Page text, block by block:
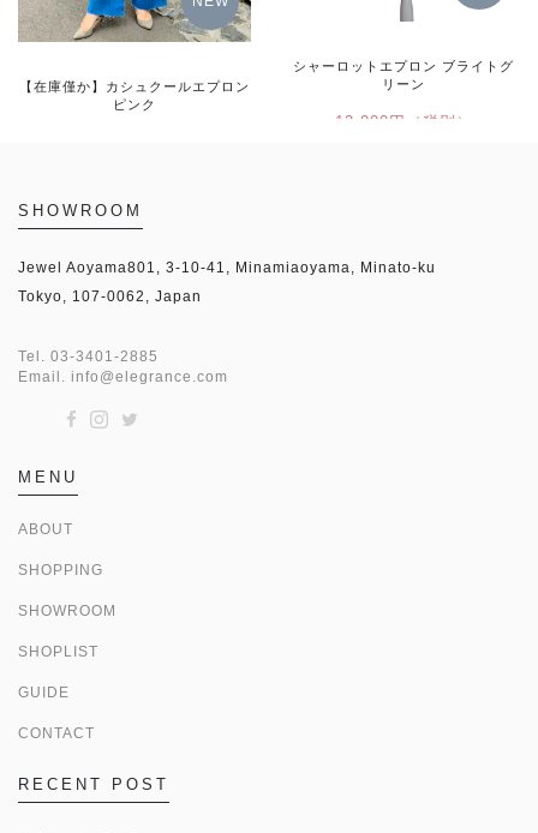
【在庫僅か】カシュクールエプロン
ピンク
詳細をみる
シャーロットエプロン ブライトグ
リーン
12,000円（税別）
SHOWROOM
Jewel Aoyama801, 3-10-41, Minamiaoyama, Minato-ku
Tokyo, 107-0062, Japan
Tel. 03-3401-2885
Email. info@elegrance.com
MENU
ABOUT
SHOPPING
SHOWROOM
SHOPLIST
GUIDE
CONTACT
RECENT POST